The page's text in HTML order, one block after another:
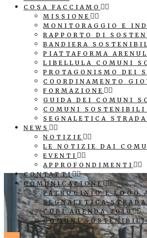
COSA FACCIAMO
MISSIONE
MONITORAGGIO E
RAPPORTO DI
BANDIERA
PIATTAFORMA
LIBELLULA COMUNI
PROTAGONISMO DEI
COORDINAMENTO
FORMAZIONE
GUIDA DEI COMUNI
COMUNI SOSTENIBILI
SEGNALETICA
NEWS
NOTIZIE
LE NOTIZIE DAI
EVENTI
APPROFONDIMENTI
CONTATTI
COMUNICAZIONE
PATROCINIO E LOGO
SEGNALETICA
CUBI AGENDA 2030
COMUNI SOSTENIBILI